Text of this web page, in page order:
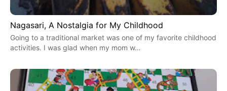
Nagasari, A Nostalgia for My Childhood
Going to a traditional market was one of my favorite childhood
activities. I was glad when my mom w…